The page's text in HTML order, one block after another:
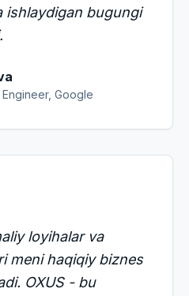
ishlaydigan bugungi
, Google
loyihalar va
meni haqiqiy biznes
OXUS - bu